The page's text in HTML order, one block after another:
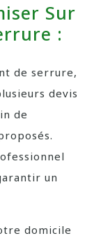
Sur
:
de serrure,
devis
de
un
domicile